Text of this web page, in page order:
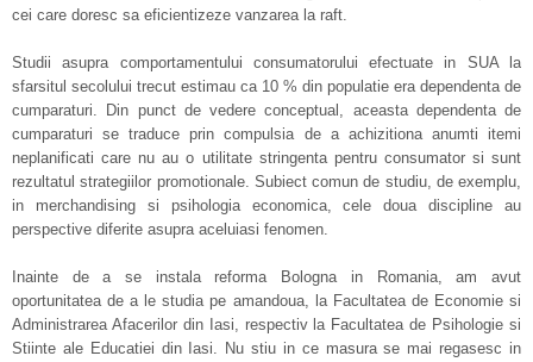
cei care doresc sa eficientizeze vanzarea la raft.
Studii asupra comportamentului consumatorului efectuate in SUA la
sfarsitul secolului trecut estimau ca 10 % din populatie era dependenta de
cumparaturi. Din punct de vedere conceptual, aceasta dependenta de
cumparaturi se traduce prin compulsia de a achizitiona anumti itemi
neplanificati care nu au o utilitate stringenta pentru consumator si sunt
rezultatul strategiilor promotionale. Subiect comun de studiu, de exemplu,
in merchandising si psihologia economica, cele doua discipline au
perspective diferite asupra aceluiasi fenomen.
Inainte de a se instala reforma Bologna in Romania, am avut
oportunitatea de a le studia pe amandoua, la Facultatea de Economie si
Administrarea Afacerilor din Iasi, respectiv la Facultatea de Psihologie si
Stiinte ale Educatiei din Iasi. Nu stiu in ce masura se mai regasesc in